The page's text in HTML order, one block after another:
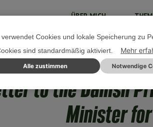
ÜBER MICH
13.
to the Danish
Minister
verwendet Cookies und lokale Speicherung zu
sind standardmäßig aktiviert.
Mehr
Alle zustimmen Notwendige